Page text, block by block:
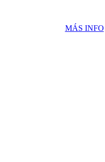
MÁS INFO